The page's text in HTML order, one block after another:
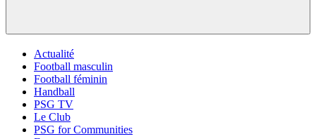
Actualité
Football masculin
Football féminin
Handball
PSG TV
Le Club
PSG for Communities